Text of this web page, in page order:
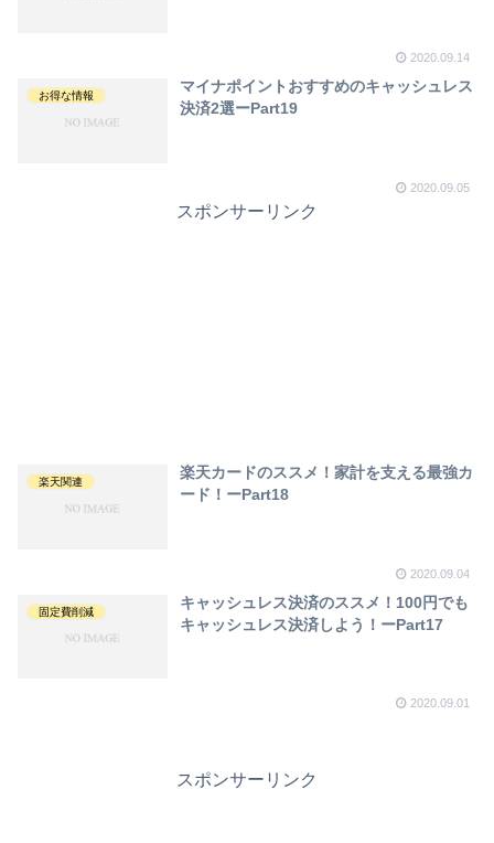
2020.09.14
お得な情報
マイナポイントおすすめのキャッシュレス
決済2選ーPart19
2020.09.05
スポンサーリンク
楽天関連
楽天カードのススメ！家計を支える最強カ
ード！ーPart18
2020.09.04
固定費削減
キャッシュレス決済のススメ！100円でも
キャッシュレス決済しよう！ーPart17
2020.09.01
スポンサーリンク